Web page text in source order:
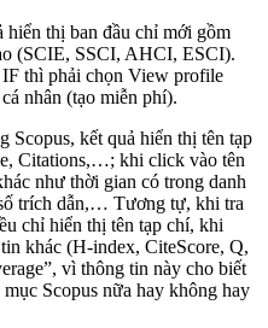
thị ban đầu chỉ mới gồm
(SCIE, SSCI, AHCI, ESCI).
thì phải chọn View profile
nhân (tạo miễn phí).
Scopus, kết quả hiển thị tên tạp
Citations,…; khi click vào tên
như thời gian có trong danh
trích dẫn,… Tương tự, khi tra
chỉ hiển thị tên tạp chí, khi
khác (H-index, CiteScore, Q,
vì thông tin này cho biết
Scopus nữa hay không hay